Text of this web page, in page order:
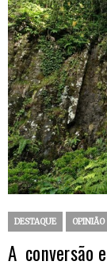
DESTAQUE OPINIÃO
A conversão